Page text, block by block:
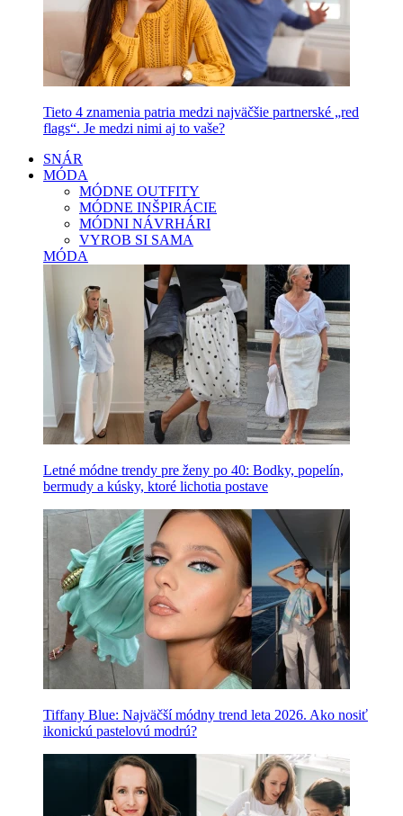
Tieto 4 znamenia patria medzi najväčšie partnerské „red
flags“. Je medzi nimi aj to vaše?
SNÁR
MÓDA
MÓDNE OUTFITY
MÓDNE INŠPIRÁCIE
MÓDNI NÁVRHÁRI
VYROB SI SAMA
MÓDA
Letné módne trendy pre ženy po 40: Bodky, popelín,
bermudy a kúsky, ktoré lichotia postave
Tiffany Blue: Najväčší módny trend leta 2026. Ako nosiť
ikonickú pastelovú modrú?